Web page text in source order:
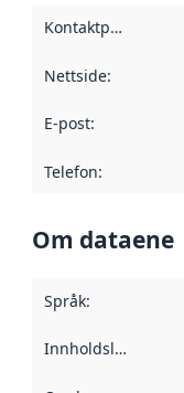
Kontaktpunkt
Nettside:
E-post:
Telefon:
Om dataene
Språk:
Innholdsleverandører